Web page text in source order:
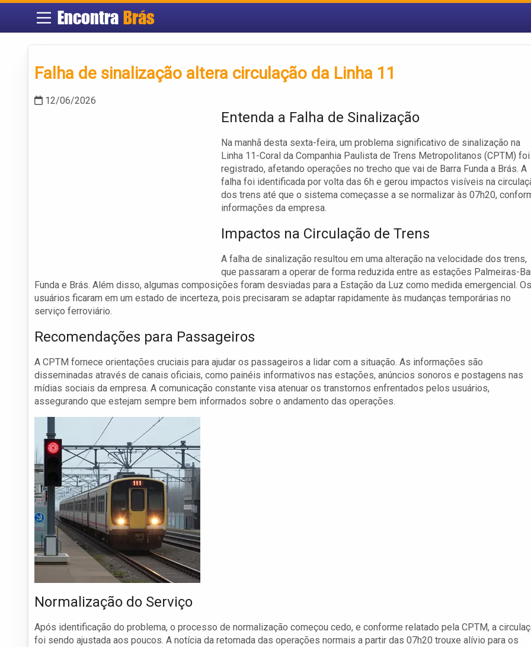
EncontraBrás
Falha de sinalização altera circulação da Linha 11
12/06/2026
Entenda a Falha de Sinalização
Na manhã desta sexta-feira, um problema significativo de sinalização na
Linha 11-Coral da Companhia Paulista de Trens Metropolitanos (CPTM) foi
registrado, afetando operações no trecho que vai de Barra Funda a Brás. A
falha foi identificada por volta das 6h e gerou impactos visíveis na
dos trens até que o sistema começasse a se normalizar às 07h20,
informações da empresa.
Impactos na Circulação de Trens
A falha de sinalização resultou em uma alteração na velocidade dos trens,
que passaram a operar de forma reduzida entre as estações Palmeiras-
Funda e Brás. Além disso, algumas composições foram desviadas para a Estação da Luz como medida emergencial. Os
usuários ficaram em um estado de incerteza, pois precisaram se adaptar rapidamente às mudanças temporárias no
serviço ferroviário.
Recomendações para Passageiros
A CPTM fornece orientações cruciais para ajudar os passageiros a lidar com a situação. As informações são
disseminadas através de canais oficiais, como painéis informativos nas estações, anúncios sonoros e postagens nas
mídias sociais da empresa. A comunicação constante visa atenuar os transtornos enfrentados pelos usuários,
assegurando que estejam sempre bem informados sobre o andamento das operações.
Normalização do Serviço
Após identificação do problema, o processo de normalização começou cedo, e conforme relatado pela CPTM, a
foi sendo ajustada aos poucos. A notícia da retomada das operações normais a partir das 07h20 trouxe alívio para os